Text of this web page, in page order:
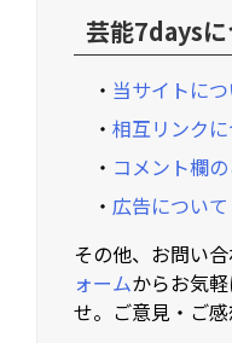
芸能7daysに
・ 当サイトに
・ 相互リンク
・ コメント欄
・ 広告について
その他、お問い合
ォームからお気
せ。ご意見・ご感